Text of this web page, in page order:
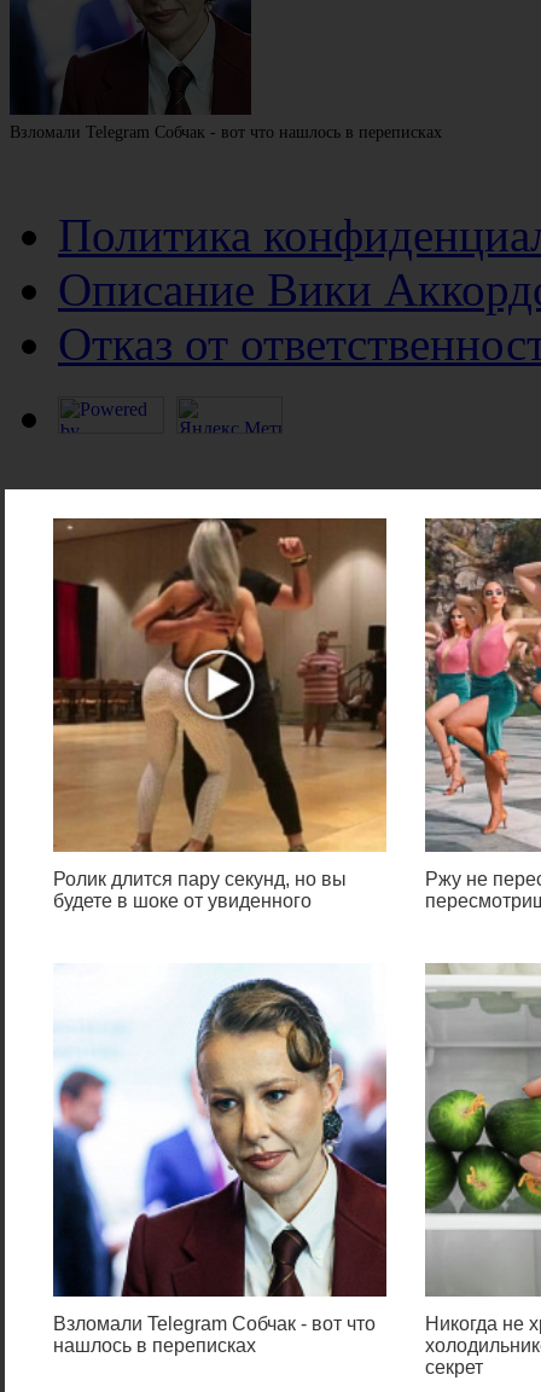
Ролик длится пару секунд, но вы
будете в шоке от увиденного
Ржу не
Взломали Telegram Собчак - вот что
нашлось в переписках
Никогда не
секрет
Взломали Telegram Собчак - вот что нашлось в переписках
Политика
Описание Вики
Отказ от